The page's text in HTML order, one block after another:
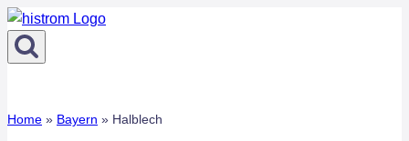
Zum
Inhalt
springen
Home » Bayern » Halblech